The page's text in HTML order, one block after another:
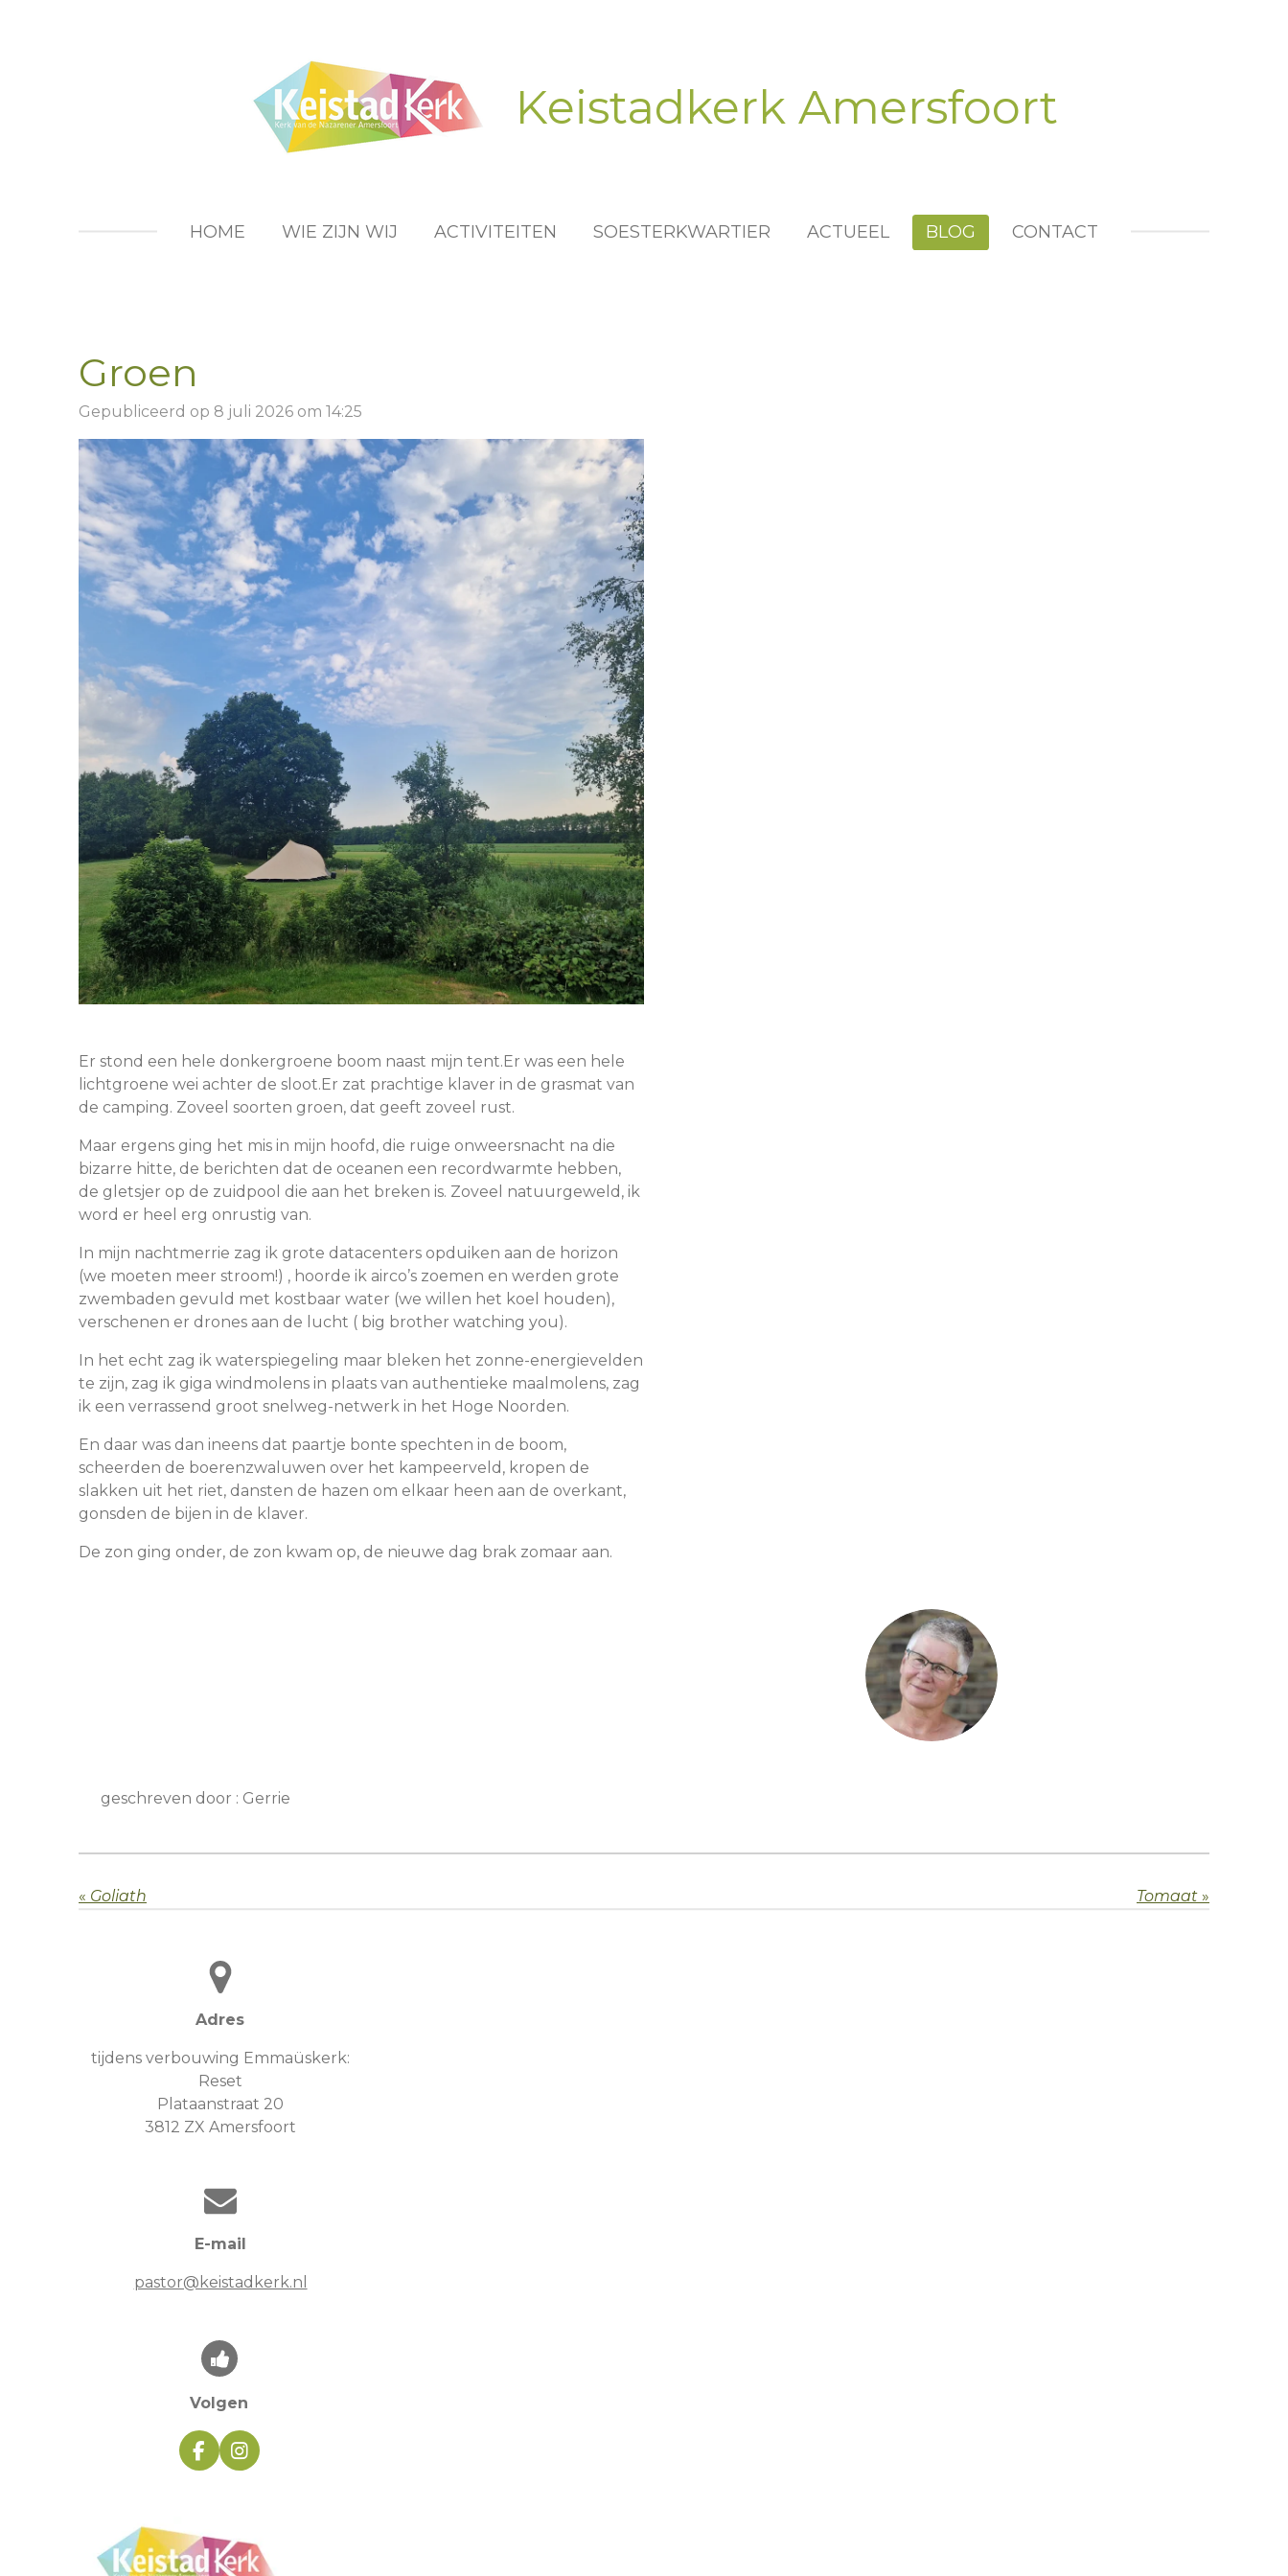
Keistadkerk Amersfoort
HOME WIE ZIJN WIJ ACTIVITEITEN SOESTERKWARTIER ACTUEEL BLOG CONTACT
Groen
Gepubliceerd op 8 juli 2026 om 14:25
Er stond een hele donkergroene boom naast mijn tent.Er was een hele
lichtgroene wei achter de sloot.Er zat prachtige klaver in de grasmat van
de camping. Zoveel soorten groen, dat geeft zoveel rust.
Maar ergens ging het mis in mijn hoofd, die ruige onweersnacht na die
bizarre hitte, de berichten dat de oceanen een recordwarmte hebben,
de gletsjer op de zuidpool die aan het breken is. Zoveel natuurgeweld, ik
word er heel erg onrustig van.
In mijn nachtmerrie zag ik grote datacenters opduiken aan de horizon
(we moeten meer stroom!) , hoorde ik airco’s zoemen en werden grote
zwembaden gevuld met kostbaar water (we willen het koel houden),
verschenen er drones aan de lucht ( big brother watching you).
In het echt zag ik waterspiegeling maar bleken het zonne-energievelden
te zijn, zag ik giga windmolens in plaats van authentieke maalmolens, zag
ik een verrassend groot snelweg-netwerk in het Hoge Noorden.
En daar was dan ineens dat paartje bonte spechten in de boom,
scheerden de boerenzwaluwen over het kampeerveld, kropen de
slakken uit het riet, dansten de hazen om elkaar heen aan de overkant,
gonsden de bijen in de klaver.
De zon ging onder, de zon kwam op, de nieuwe dag brak zomaar aan.
geschreven door : Gerrie
« Goliath Tomaat »
Adres
tijdens verbouwing Emmaüskerk:
Reset
Plataanstraat 20
3812 ZX Amersfoort
E-mail
pastor@keistadkerk.nl
Volgen
F
a
o
o
I
n
g
r